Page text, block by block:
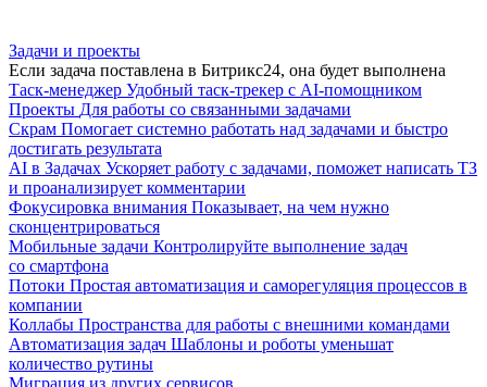
Задачи и проекты
Если задача поставлена в Битрикс24, она будет выполнена
Таск-менеджер Удобный таск-трекер с AI-помощником
Проекты Для работы со связанными задачами
Скрам Помогает системно работать над задачами и быстро
достигать результата
AI в Задачах Ускоряет работу с задачами, поможет написать ТЗ
и проанализирует комментарии
Фокусировка внимания Показывает, на чем нужно
сконцентрироваться
Мобильные задачи Контролируйте выполнение задач
со смартфона
Потоки Простая автоматизация и саморегуляция процессов в
компании
Коллабы Пространства для работы с внешними командами
Автоматизация задач Шаблоны и роботы уменьшат
количество рутины
Миграция из других сервисов